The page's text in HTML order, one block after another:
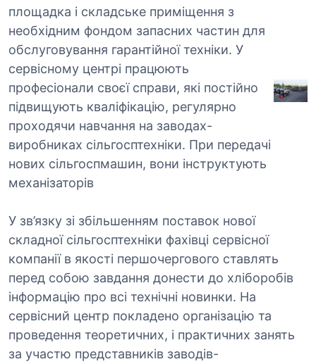
площадка і складське приміщення з
необхідним фондом запасних частин для
обслуговування гарантійної техніки. У
сервісному центрі працюють
професіонали своєї справи, які постійно
підвищують кваліфікацію, регулярно
проходячи навчання на заводах-
виробниках сільгосптехніки. При передачі
нових сільгоспмашин, вони інструктують
механізаторів
У зв’язку зі збільшенням поставок нової
складної сільгосптехніки фахівці сервісної
компанії в якості першочергового ставлять
перед собою завдання донести до хліборобів
інформацію про всі технічні новинки. На
сервісний центр покладено організацію та
проведення теоретичних, і практичних занять
за участю представників заводів-